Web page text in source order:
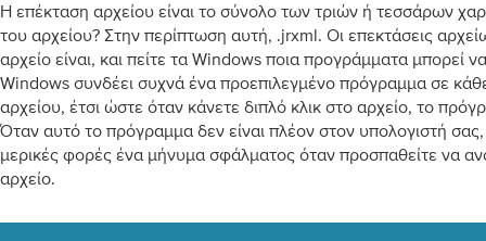
Η επέκταση αρχείου είναι το σύνολο των τριών ή τεσσάρων
του αρχείου? Στην περίπτωση αυτή, .jrxml. Οι επεκτάσεις
αρχείο είναι, και πείτε τα Windows ποια προγράμματα μπορεί
Windows συνδέει συχνά ένα προεπιλεγμένο πρόγραμμα σε
αρχείου, έτσι ώστε όταν κάνετε διπλό κλικ στο αρχείο, το
Όταν αυτό το πρόγραμμα δεν είναι πλέον στον υπολογιστή
μερικές φορές ένα μήνυμα σφάλματος όταν προσπαθείτε να
αρχείο.